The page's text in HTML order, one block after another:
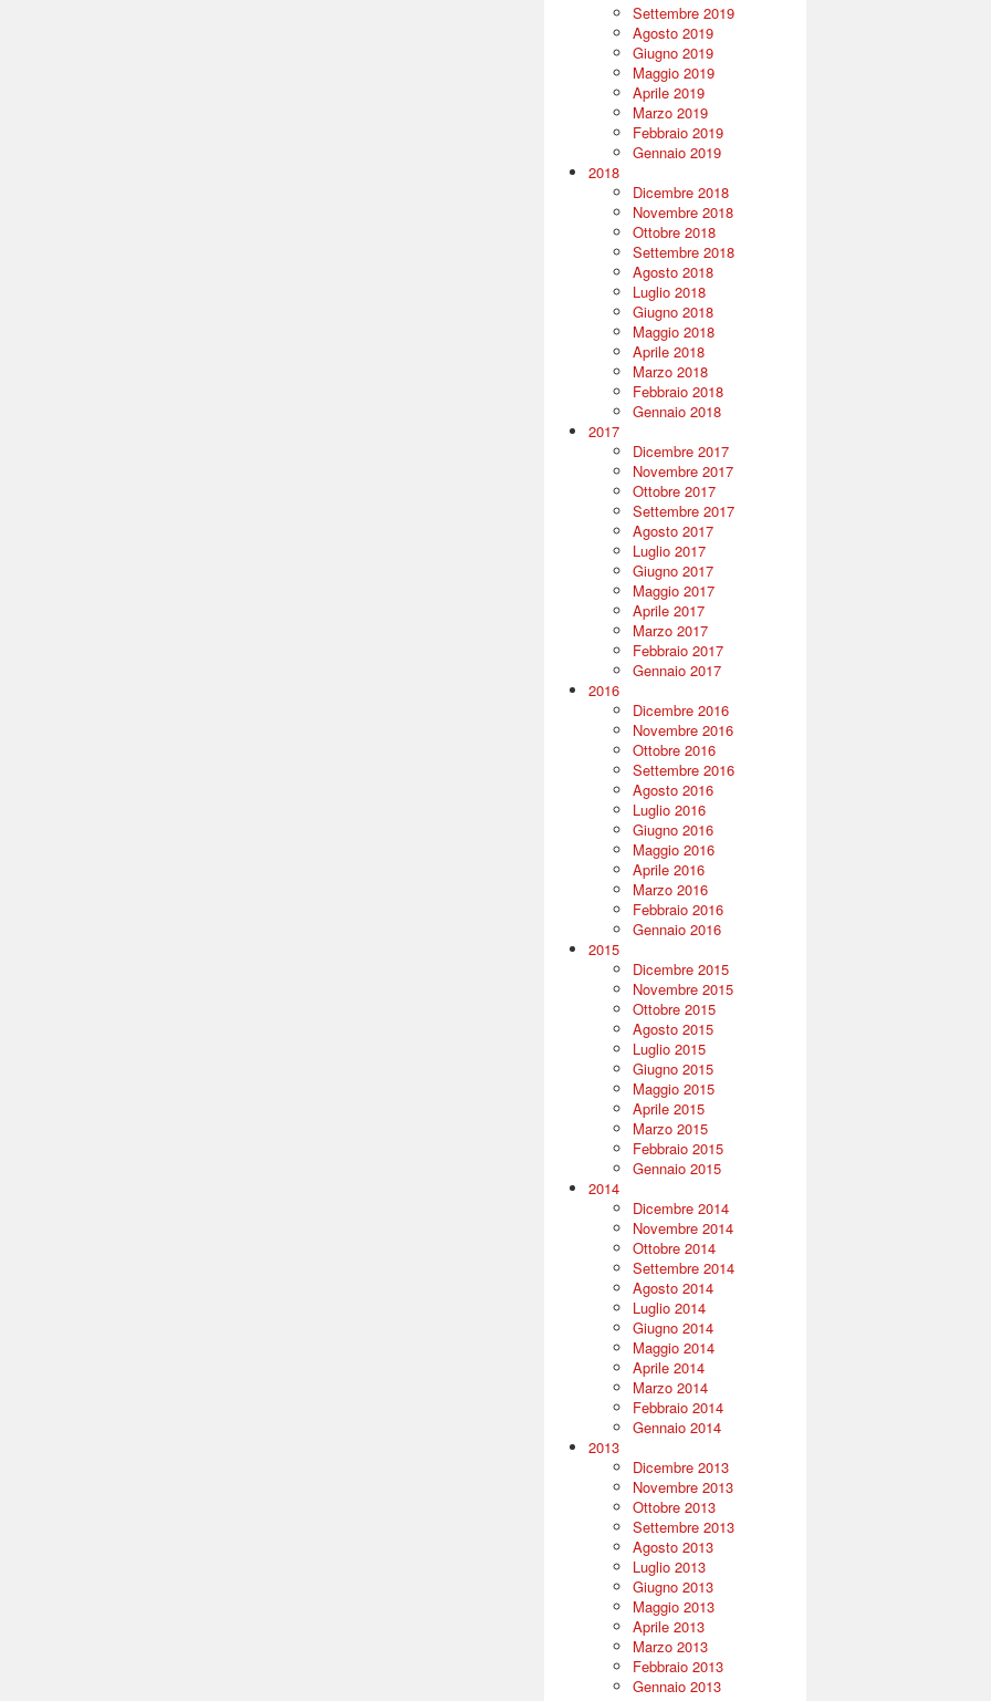
Settembre 2019
Agosto 2019
Giugno 2019
Maggio 2019
Aprile 2019
Marzo 2019
Febbraio 2019
Gennaio 2019
2018
Dicembre 2018
Novembre 2018
Ottobre 2018
Settembre 2018
Agosto 2018
Luglio 2018
Giugno 2018
Maggio 2018
Aprile 2018
Marzo 2018
Febbraio 2018
Gennaio 2018
2017
Dicembre 2017
Novembre 2017
Ottobre 2017
Settembre 2017
Agosto 2017
Luglio 2017
Giugno 2017
Maggio 2017
Aprile 2017
Marzo 2017
Febbraio 2017
Gennaio 2017
2016
Dicembre 2016
Novembre 2016
Ottobre 2016
Settembre 2016
Agosto 2016
Luglio 2016
Giugno 2016
Maggio 2016
Aprile 2016
Marzo 2016
Febbraio 2016
Gennaio 2016
2015
Dicembre 2015
Novembre 2015
Ottobre 2015
Agosto 2015
Luglio 2015
Giugno 2015
Maggio 2015
Aprile 2015
Marzo 2015
Febbraio 2015
Gennaio 2015
2014
Dicembre 2014
Novembre 2014
Ottobre 2014
Settembre 2014
Agosto 2014
Luglio 2014
Giugno 2014
Maggio 2014
Aprile 2014
Marzo 2014
Febbraio 2014
Gennaio 2014
2013
Dicembre 2013
Novembre 2013
Ottobre 2013
Settembre 2013
Agosto 2013
Luglio 2013
Giugno 2013
Maggio 2013
Aprile 2013
Marzo 2013
Febbraio 2013
Gennaio 2013